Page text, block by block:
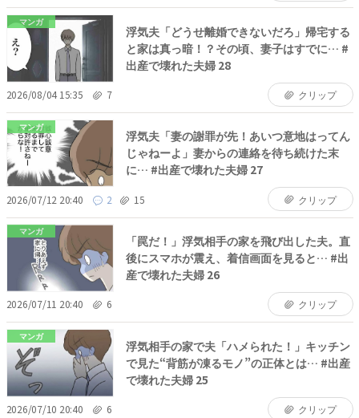
マンガ
浮気夫「どうせ離婚できないだろ」帰宅する
と家は真っ暗！？その頃、妻子はすでに… #
出産で壊れた夫婦 28
2026/08/04 15:35 7 クリップ
マンガ
浮気夫「妻の謝罪が先！あいつ意地はってん
じゃねーよ」妻からの連絡を待ち続けた末
に… #出産で壊れた夫婦 27
2026/07/12 20:40 2 15 クリップ
マンガ
「罠だ！」浮気相手の家を飛び出した夫。直
後にスマホが震え、着信画面を見ると… #出
産で壊れた夫婦 26
2026/07/11 20:40 6 クリップ
マンガ
浮気相手の家で夫「ハメられた！」キッチン
で見た“背筋が凍るモノ”の正体とは… #出産
で壊れた夫婦 25
2026/07/10 20:40 6 クリップ